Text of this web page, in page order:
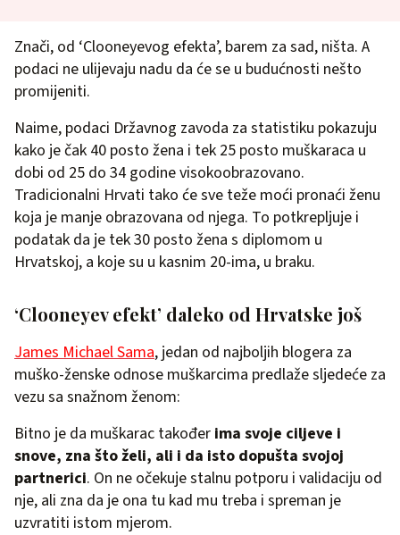
Znači, od ‘Clooneyevog efekta’, barem za sad, ništa. A
podaci ne ulijevaju nadu da će se u budućnosti nešto
promijeniti.
Naime, podaci Državnog zavoda za statistiku pokazuju
kako je čak 40 posto žena i tek 25 posto muškaraca u
dobi od 25 do 34 godine visokoobrazovano.
Tradicionalni Hrvati tako će sve teže moći pronaći ženu
koja je manje obrazovana od njega. To potkrepljuje i
podatak da je tek 30 posto žena s diplomom u
Hrvatskoj, a koje su u kasnim 20-ima, u braku.
‘Clooneyev efekt’ daleko od Hrvatske još
James Michael Sama, jedan od najboljih blogera za
muško-ženske odnose muškarcima predlaže sljedeće za
vezu sa snažnom ženom:
Bitno je da muškarac također ima svoje ciljeve i
snove, zna što želi, ali i da isto dopušta svojoj
partnerici. On ne očekuje stalnu potporu i validaciju od
nje, ali zna da je ona tu kad mu treba i spreman je
uzvratiti istom mjerom.